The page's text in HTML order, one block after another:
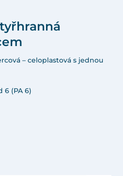
– celoplastová s jednou
6 (PA 6)